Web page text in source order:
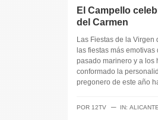
El Campello
del Carmen
Las Fiestas de la
las fiestas más
pasado marinero y a los
conformado la
pregonero de este año
POR 12TV ─ IN: ALICANTE